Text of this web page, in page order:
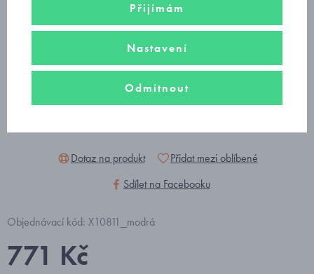
Dotaz na produkt
Přidat mezi oblíbené
Sdílet na Facebooku
Objednávací kód: X10811_modrá
771 Kč
Přijímám
Nastavení
Odmítnout